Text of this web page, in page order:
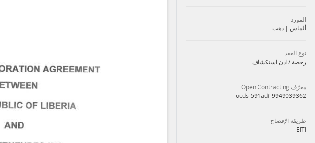
المورد
ألماس | ذهب
نوع العقد
رخصة / اذن استكشاف
معرّف Open Contracting
ocds-591adf-9949039362
طريقة الإفصاح
EITI